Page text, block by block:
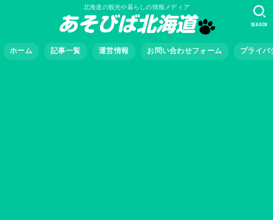
北海道の観光や暮らしの情報メディア
ホーム 記事一覧 運営情報 お問い合わせフォーム プライバ
SEARCH